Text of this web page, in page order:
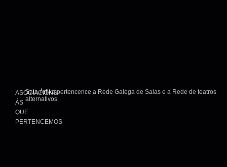
ASOCIACIÓNS
ÁS
QUE
PERTENCEMOS
Sala Ártika pertencence a Rede Galega de Salas e a Rede de teatros
alternativos.